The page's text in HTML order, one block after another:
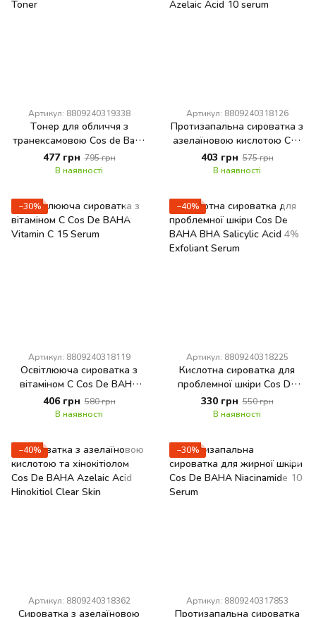
Артикул: 8809240319338
Тонер для обличчя з
транексамовою Cos de Baha
Tranexamic 3% LMW HA
Toner
477 грн 795 грн
В наявності
Артикул: 8809240318126
Протизапальна сироватка з
азелаїновою кислотою Cos
De BAHA AZ Azelaic Acid 10
serum
403 грн 575 грн
В наявності
−30%
Артикул: 8809240318119
Освітлююча сироватка з
вітаміном С Cos De BAHA
Vitamin C 15 Serum
406 грн 580 грн
В наявності
−40%
Артикул: 8809240318225
Кислотна сироватка для
проблемної шкіри Cos De
BAHA BHA Salicylic Acid 4%
Exfoliant Serum
330 грн 550 грн
В наявності
−40%
Артикул: 8809240318362
Сироватка з азелаїновою
−30%
Артикул: 8809240317853
Протизапальна сироватка